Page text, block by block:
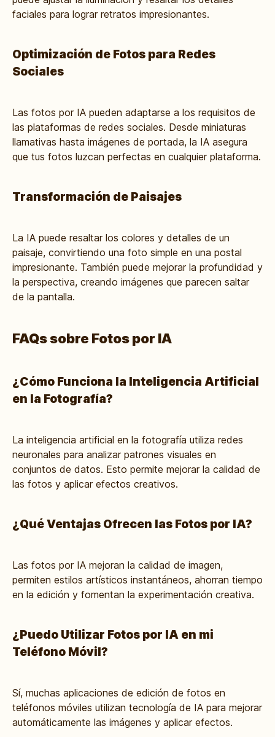
faciales para lograr retratos impresionantes.
Optimización de Fotos para Redes
Sociales
Las fotos por IA pueden adaptarse a los requisitos de
las plataformas de redes sociales. Desde miniaturas
llamativas hasta imágenes de portada, la IA asegura
que tus fotos luzcan perfectas en cualquier plataforma.
Transformación de Paisajes
La IA puede resaltar los colores y detalles de un
paisaje, convirtiendo una foto simple en una postal
impresionante. También puede mejorar la profundidad y
la perspectiva, creando imágenes que parecen saltar
de la pantalla.
FAQs sobre Fotos por IA
¿Cómo Funciona la Inteligencia Artificial
en la Fotografía?
La inteligencia artificial en la fotografía utiliza redes
neuronales para analizar patrones visuales en
conjuntos de datos. Esto permite mejorar la calidad de
las fotos y aplicar efectos creativos.
¿Qué Ventajas Ofrecen las Fotos por IA?
Las fotos por IA mejoran la calidad de imagen,
permiten estilos artísticos instantáneos, ahorran tiempo
en la edición y fomentan la experimentación creativa.
¿Puedo Utilizar Fotos por IA en mi
Teléfono Móvil?
Sí, muchas aplicaciones de edición de fotos en
teléfonos móviles utilizan tecnología de IA para mejorar
automáticamente las imágenes y aplicar efectos.